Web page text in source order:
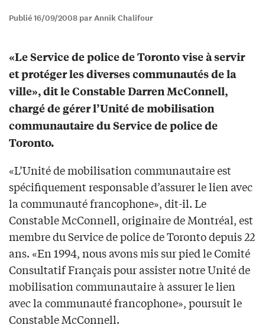
Publié 16/09/2008 par Annik Chalifour
«Le Service de police de Toronto vise à servir
et protéger les diverses communautés de la
ville», dit le Constable Darren McConnell,
chargé de gérer l’Unité de mobilisation
communautaire du Service de police de
Toronto.
«L’Unité de mobilisation communautaire est
spécifiquement responsable d’assurer le lien avec
la communauté francophone», dit-il. Le
Constable McConnell, originaire de Montréal, est
membre du Service de police de Toronto depuis 22
ans. «En 1994, nous avons mis sur pied le Comité
Consultatif Français pour assister notre Unité de
mobilisation communautaire à assurer le lien
avec la communauté francophone», poursuit le
Constable McConnell.